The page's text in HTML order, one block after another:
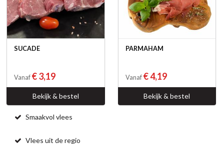
SUCADE
Vanaf € 3,19
Bekijk & bestel
PARMAHAM
Vanaf € 4,19
Bekijk & bestel
Smaakvol vlees
Vlees uit de regio